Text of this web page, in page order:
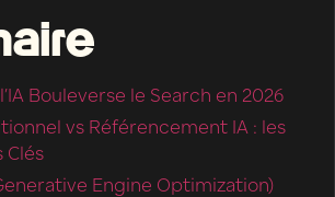
Bouleverse le Search en 2026
vs Référencement IA : les
Clés
Engine Optimization)